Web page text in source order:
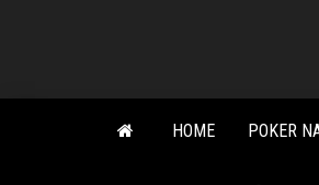
content
HOME POKER